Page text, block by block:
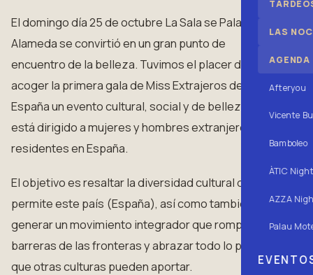
LAS
Afteryou
Vicente
Bamboleo
ÀTIC
AZZA
Palau
El domingo día 25 de octubre La Sala se Palau
Alameda se convirtió en un gran punto de
encuentro de la belleza. Tuvimos el placer de
acoger la primera gala de Miss Extrajeros de
España un evento cultural, social y de belleza, que
está dirigido a mujeres y hombres extranjeros
residentes en España.
El objetivo es resaltar la diversidad cultural que nos
permite este país (España), así como también
generar un movimiento integrador que rompa las
barreras de las fronteras y abrazar todo lo positivo
que otras culturas pueden aportar.